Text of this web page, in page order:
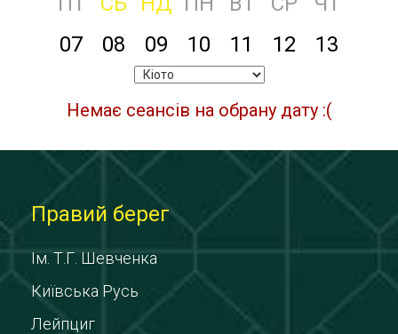
07
08 09 10 11 12 13
Немає сеансів на обрану дату :(
Правий берег
Ім. Т.Г. Шевченка
Київська Русь
Лейпциг